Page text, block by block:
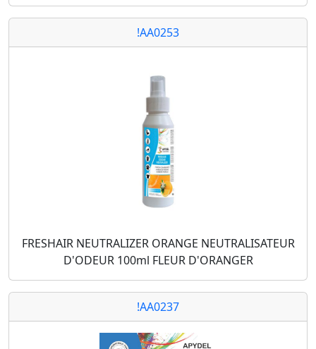
!AA0253
FRESHAIR NEUTRALIZER ORANGE NEUTRALISATEUR
D'ODEUR 100ml FLEUR D'ORANGER
!AA0237